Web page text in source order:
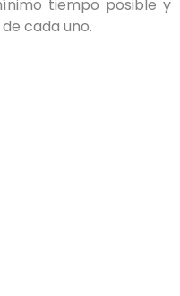
tiempo posible y
cada uno.